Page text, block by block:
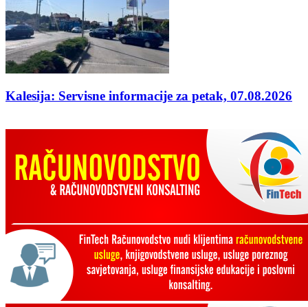
Kalesija: Servisne informacije za petak, 07.08.2026